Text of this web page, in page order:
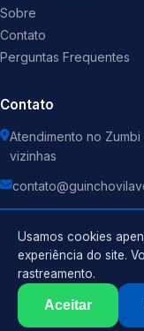
Sobre
Contato
Perguntas Frequentes
Contato
Atendimento no
vizinhas
Guincho . Todos
Usamos cookies
experiência do site.
rastreamento.
Aceitar